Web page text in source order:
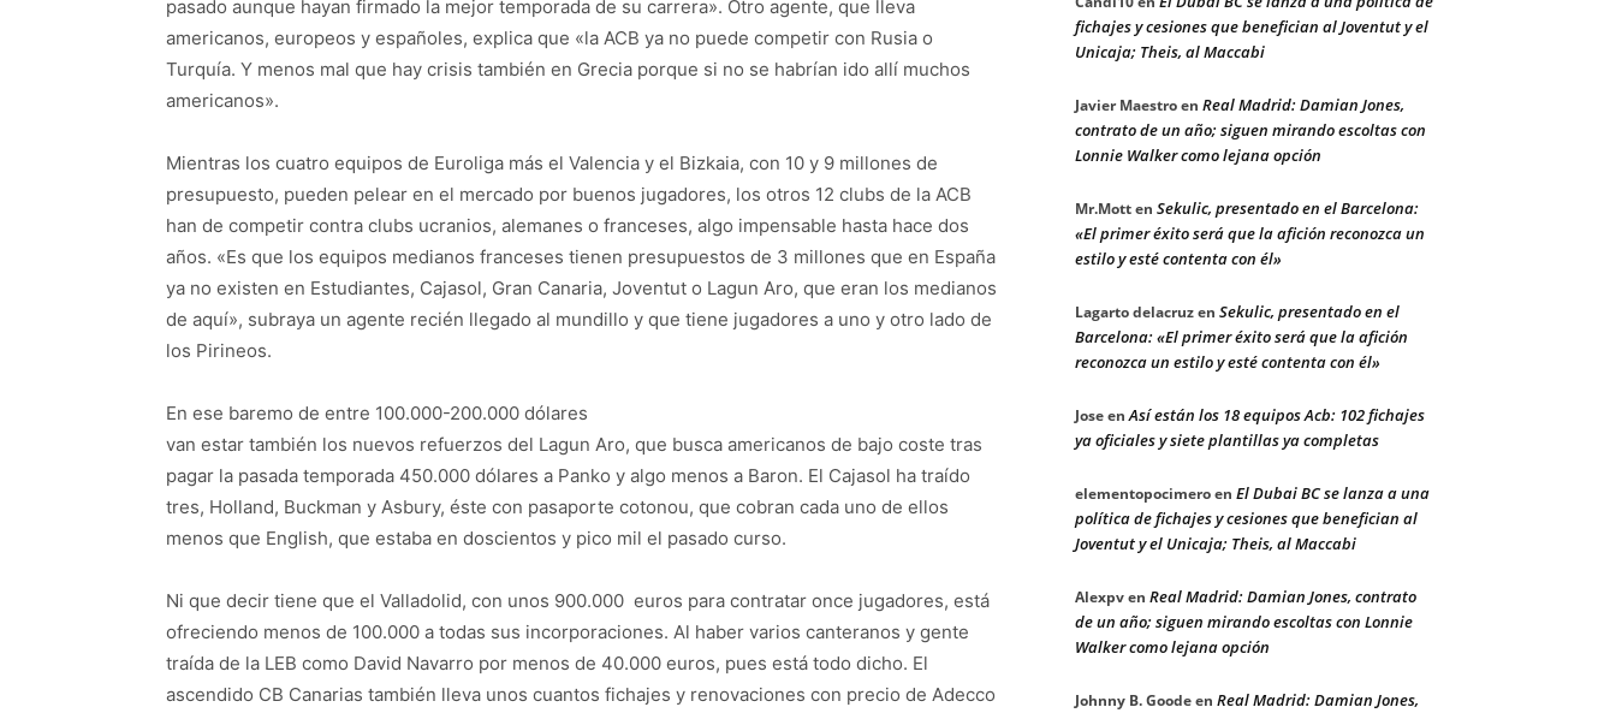
pasado aunque hayan firmado la mejor temporada de su carrera». Otro agente, que lleva
americanos, europeos y españoles, explica que «la ACB ya no puede competir con Rusia o
Turquía. Y menos mal que hay crisis también en Grecia porque si no se habrían ido allí muchos
americanos».
Mientras los cuatro equipos de Euroliga más el Valencia y el Bizkaia, con 10 y 9 millones de
presupuesto, pueden pelear en el mercado por buenos jugadores, los otros 12 clubs de la ACB
han de competir contra clubs ucranios, alemanes o franceses, algo impensable hasta hace dos
años. «Es que los equipos medianos franceses tienen presupuestos de 3 millones que en España
ya no existen en Estudiantes, Cajasol, Gran Canaria, Joventut o Lagun Aro, que eran los medianos
de aquí», subraya un agente recién llegado al mundillo y que tiene jugadores a uno y otro lado de
los Pirineos.
En ese baremo de entre 100.000-200.000 dólares
van estar también los nuevos refuerzos del Lagun Aro, que busca americanos de bajo coste tras
pagar la pasada temporada 450.000 dólares a Panko y algo menos a Baron. El Cajasol ha traído
tres, Holland, Buckman y Asbury, éste con pasaporte cotonou, que cobran cada uno de ellos
menos que English, que estaba en doscientos y pico mil el pasado curso.
Ni que decir tiene que el Valladolid, con unos 900.000 euros para contratar once jugadores, está
ofreciendo menos de 100.000 a todas sus incorporaciones. Al haber varios canteranos y gente
traída de la LEB como David Navarro por menos de 40.000 euros, pues está todo dicho. El
ascendido CB Canarias también lleva unos cuantos fichajes y renovaciones con precio de Adecco
fichajes y cesiones que benefician al Joventut y el
Unicaja; Theis, al Maccabi
Javier Maestroen Real Madrid: Damian Jones,
contrato de un año; siguen mirando escoltas con
Lonnie Walker como lejana opción
Mr.Motten Sekulic, presentado en el Barcelona:
«El primer éxito será que la afición reconozca un
estilo y esté contenta con él»
Lagarto delacruzen Sekulic, presentado en el
Barcelona: «El primer éxito será que la afición
reconozca un estilo y esté contenta con él»
JoseenAsí están los 18 equipos Acb: 102 fichajes
ya oficiales y siete plantillas ya completas
elementopocimeroen El Dubai BC se lanza a una
política de fichajes y cesiones que benefician al
Joventut y el Unicaja; Theis, al Maccabi
Alexpven Real Madrid: Damian Jones, contrato
de un año; siguen mirando escoltas con Lonnie
Walker como lejana opción
Johnny B. Goodeen Real Madrid: Damian Jones,